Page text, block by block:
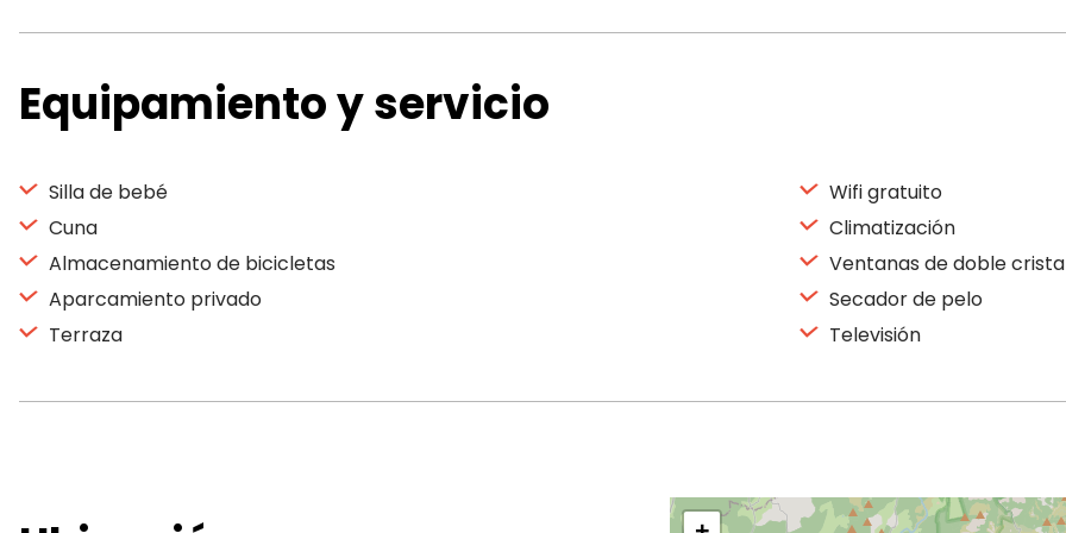
Equipamiento y servicio
Silla de bebé
Cuna
Almacenamiento de bicicletas
Aparcamiento privado
Terraza
Wifi gratuito
Climatización
Ventanas de doble
Secador de pelo
Televisión